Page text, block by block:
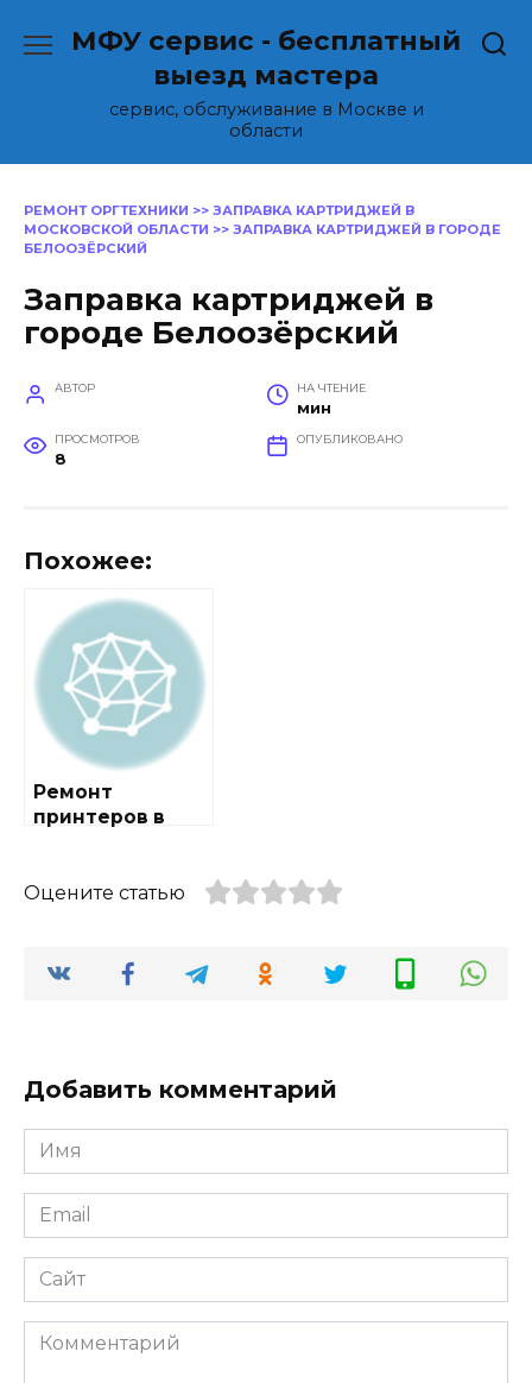
МФУ сервис - бесплатный
выезд мастера
сервис, обслуживание в Москве и
области
РЕМОНТ ОРГТЕХНИКИ >> ЗАПРАВКА КАРТРИДЖЕЙ В
МОСКОВСКОЙ ОБЛАСТИ >> ЗАПРАВКА КАРТРИДЖЕЙ В ГОРОДЕ
БЕЛООЗЁРСКИЙ
Заправка картриджей в
городе Белоозёрский
АВТОР НА ЧТЕНИЕ
мин
ПРОСМОТРОВ
8
ОПУБЛИКОВАНО
Похожее:
Ремонт
принтеров в
Оцените статью
Добавить комментарий
Имя
Email
Сайт
Комментарий